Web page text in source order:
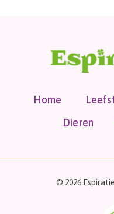
Home
Dieren
© 2026